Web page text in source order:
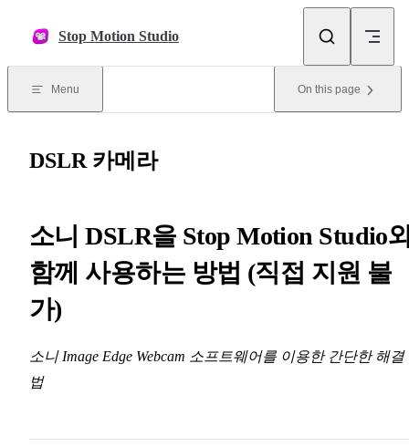
Stop Motion Studio
Menu On this page
DSLR 카메라
소니 DSLR을 Stop Motion Studio
함께 사용하는 방법 (직접 지원 불
가)
소니 Image Edge Webcam 소프트웨어를 이용한 간단한 해결
법